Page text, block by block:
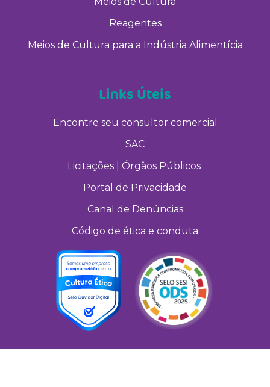
Reagentes
Meios de Cultura para a Indústria Alimentícia
Links Úteis
Encontre seu consultor comercial
SAC
Licitações | Órgãos Públicos
Portal de Privacidade
Canal de Denúncias
Código de ética e conduta